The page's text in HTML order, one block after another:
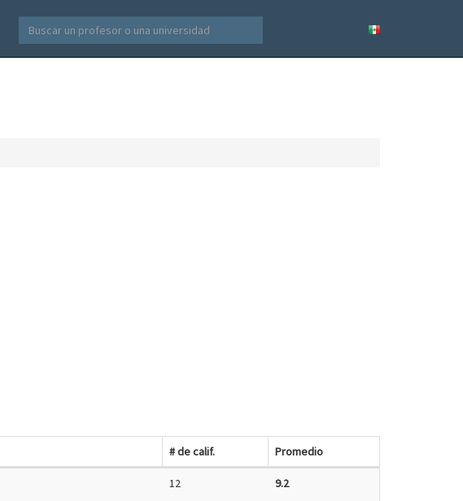
# de calif. Promedio
12 9.2